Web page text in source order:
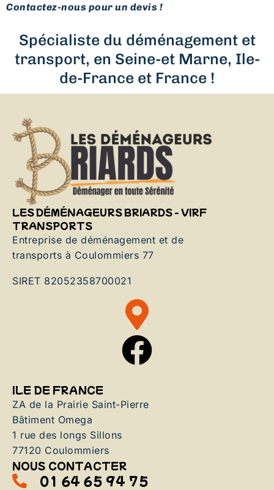
Contactez-nous pour un devis !
Spécialiste du déménagement et
transport, en Seine-et Marne, Ile-
de-France et France !
LES DÉMÉNAGEURS BRIARDS - VIRF
TRANSPORTS
Entreprise de déménagement et de
transports à Coulommiers 77
SIRET 82052358700021
ILE DE FRANCE
ZA de la Prairie Saint-Pierre
Bâtiment Omega
1 rue des longs Sillons
77120 Coulommiers
NOUS CONTACTER
01 64 65 94 75